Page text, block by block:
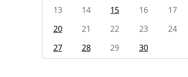
13
14 15 16 17
20
21 22 23 24
27
28 29 30